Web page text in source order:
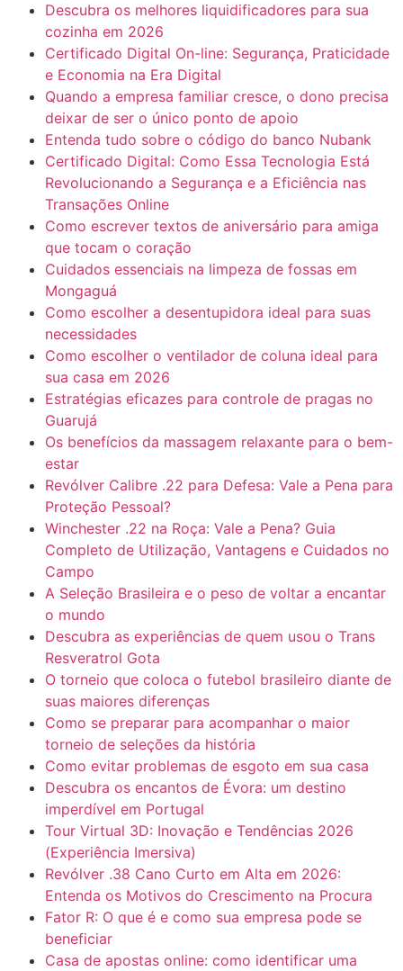
Descubra os melhores liquidificadores para sua
cozinha em 2026
Certificado Digital On-line: Segurança, Praticidade
e Economia na Era Digital
Quando a empresa familiar cresce, o dono precisa
deixar de ser o único ponto de apoio
Entenda tudo sobre o código do banco Nubank
Certificado Digital: Como Essa Tecnologia Está
Revolucionando a Segurança e a Eficiência nas
Transações Online
Como escrever textos de aniversário para amiga
que tocam o coração
Cuidados essenciais na limpeza de fossas em
Mongaguá
Como escolher a desentupidora ideal para suas
necessidades
Como escolher o ventilador de coluna ideal para
sua casa em 2026
Estratégias eficazes para controle de pragas no
Guarujá
Os benefícios da massagem relaxante para o bem-
estar
Revólver Calibre .22 para Defesa: Vale a Pena para
Proteção Pessoal?
Winchester .22 na Roça: Vale a Pena? Guia
Completo de Utilização, Vantagens e Cuidados no
Campo
A Seleção Brasileira e o peso de voltar a encantar
o mundo
Descubra as experiências de quem usou o Trans
Resveratrol Gota
O torneio que coloca o futebol brasileiro diante de
suas maiores diferenças
Como se preparar para acompanhar o maior
torneio de seleções da história
Como evitar problemas de esgoto em sua casa
Descubra os encantos de Évora: um destino
imperdível em Portugal
Tour Virtual 3D: Inovação e Tendências 2026
(Experiência Imersiva)
Revólver .38 Cano Curto em Alta em 2026:
Entenda os Motivos do Crescimento na Procura
Fator R: O que é e como sua empresa pode se
beneficiar
Casa de apostas online: como identificar uma